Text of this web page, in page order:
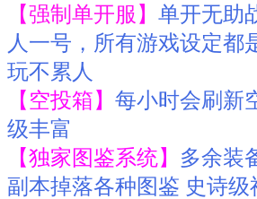
【强制单开服】 单开无助
人一号，所有游戏设定都
玩不累人
【空投箱】 每小时会刷新
级丰富
【独家图鉴系统】 多余装
副本掉落各种图鉴 史诗级